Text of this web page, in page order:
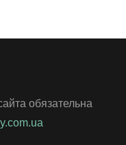
обязательна